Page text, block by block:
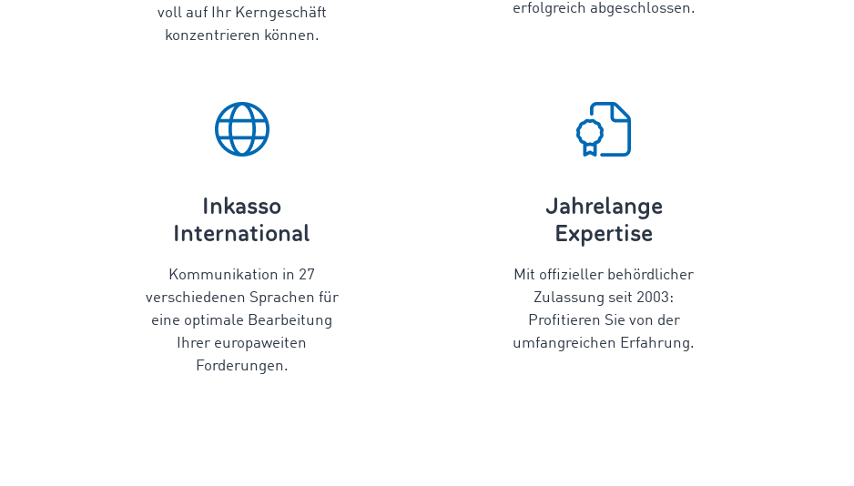
voll auf Ihr Kerngeschäft
konzentrieren können.
erfolgreich abgeschlossen.
Inkasso
International
Kommunikation in 27
verschiedenen Sprachen für
eine optimale Bearbeitung
Ihrer europaweiten
Forderungen.
Jahrelange
Expertise
Mit offizieller behördlicher
Zulassung seit 2003:
Profitieren Sie von der
umfangreichen Erfahrung.